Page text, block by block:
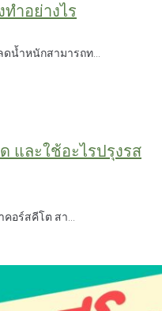
ำอย่างไร
น้ำหนักสามารถท...
และใช้อะไรปรุงรส
อร์สคีโต สา...